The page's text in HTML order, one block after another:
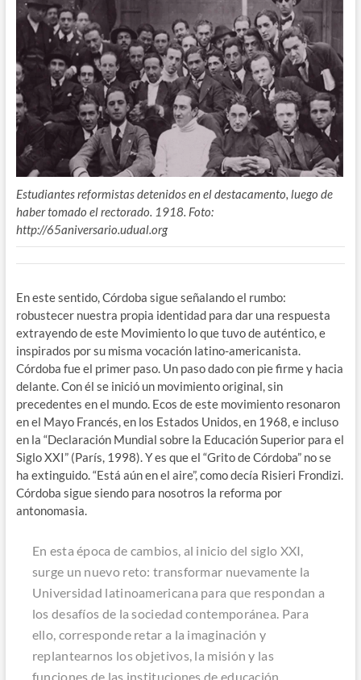
Estudiantes reformistas detenidos en el destacamento, luego de
haber tomado el rectorado. 1918. Foto:
http://65aniversario.udual.org
En este sentido, Córdoba sigue señalando el rumbo:
robustecer nuestra propia identidad para dar una respuesta
extrayendo de este Movimiento lo que tuvo de auténtico, e
inspirados por su misma vocación latino-americanista.
Córdoba fue el primer paso. Un paso dado con pie firme y hacia
delante. Con él se inició un movimiento original, sin
precedentes en el mundo. Ecos de este movimiento resonaron
en el Mayo Francés, en los Estados Unidos, en 1968, e incluso
en la “Declaración Mundial sobre la Educación Superior para el
Siglo XXI” (París, 1998). Y es que el “Grito de Córdoba” no se
ha extinguido. “Está aún en el aire”, como decía Risieri Frondizi.
Córdoba sigue siendo para nosotros la reforma por
antonomasia.
En esta época de cambios, al inicio del siglo XXI,
surge un nuevo reto: transformar nuevamente la
Universidad latinoamericana para que respondan a
los desafíos de la sociedad contemporánea. Para
ello, corresponde retar a la imaginación y
replantearnos los objetivos, la misión y las
funciones de las instituciones de educación